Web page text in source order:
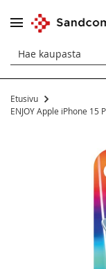
Etusivu
ENJOY Apple iPhone 15